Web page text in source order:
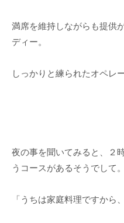
満席を維持しながらも提供
ディー。
しっかりと練られたオペレ
夜の事を聞いてみると、２
うコースがあるそうでして。
「うちは家庭料理ですから